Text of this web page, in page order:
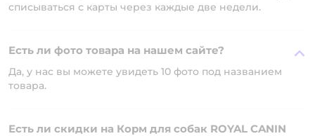
списываться с карты через каждые две недели.
Есть ли фото товара на нашем сайте?
Да, у нас вы можете увидеть 10 фото под названием
товара.
Есть ли скидки на Корм для собак ROYAL CANIN